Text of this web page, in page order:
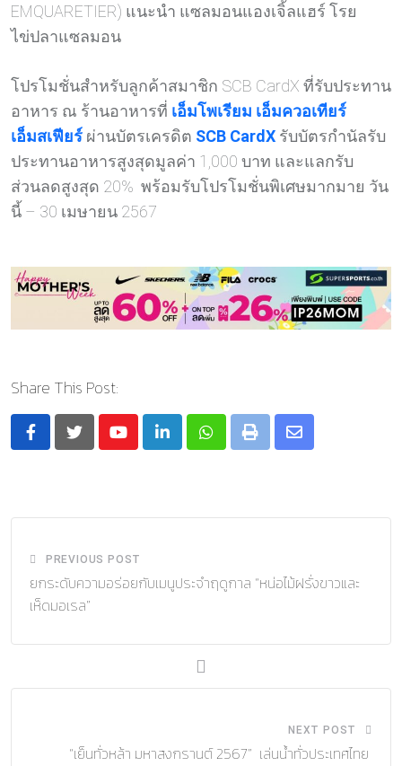
EMQUARETIER) แนะนำ แซลมอนแองเจิ้ลแฮร์ โรย
ไข่ปลาแซลมอน
โปรโมชั่นสำหรับลูกค้าสมาชิก SCB CardX ที่รับประทาน
อาหาร ณ ร้านอาหารที่ เอ็มโพเรียม เอ็มควอเทียร์
เอ็มสเฟียร์ ผ่านบัตรเครดิต SCB CardX รับบัตรกำนัลรับ
ประทานอาหารสูงสุดมูลค่า 1,000 บาท และแลกรับ
ส่วนลดสูงสุด 20% พร้อมรับโปรโมชั่นพิเศษมากมาย วัน
นี้ – 30 เมษายน 2567
Share This Post:
YoutubeLinkedInWhatsapp
Print
Share
PREVIOUS POST
ยกระดับความอร่อยกับเมนูประจำฤดูกาล “หน่อไม้ฝรั่งขาวและ
เห็ดมอเรล”
NEXT POST
“เย็นทั่วหล้า มหาสงกรานต์ 2567” เล่นน้ำทั่วประเทศไทย